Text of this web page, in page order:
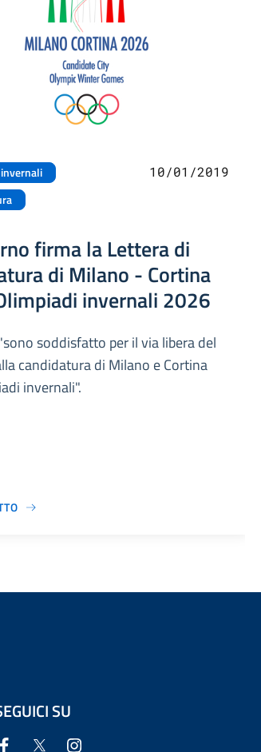
10/01/2019
firma la Lettera di
di Milano - Cortina
invernali 2026
soddisfatto per il via libera del
candidatura di Milano e Cortina
invernali".
SU